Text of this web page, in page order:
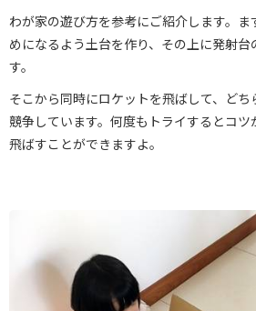
わが家の遊び方を参考にご紹介します。
めになるよう土台を作り、その上に発射台
す。
そこから同時にロケットを飛ばして、ど
競争しています。何度もトライするとコ
飛ばすことができますよ。